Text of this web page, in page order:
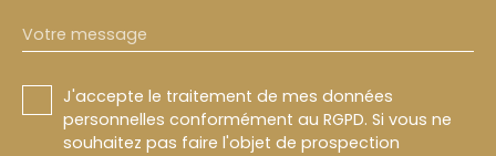
Votre message
J'accepte le traitement de mes données
personnelles conformément au RGPD. Si vous ne
souhaitez pas faire l'objet de prospection